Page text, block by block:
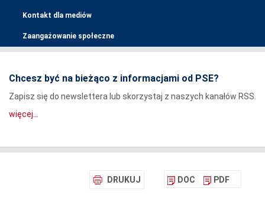
Kontakt dla mediów
Zaangażowanie społeczne
Chcesz być na bieżąco z informacjami od PSE?
Zapisz się do newslettera lub skorzystaj z naszych kanałów RSS.
więcej...
DRUKUJ DOC PDF